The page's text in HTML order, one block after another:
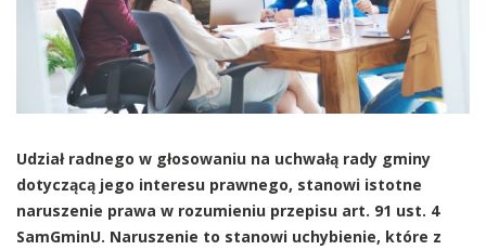
Udział radnego w głosowaniu na uchwałą rady gminy
dotyczącą jego interesu prawnego, stanowi istotne
naruszenie prawa w rozumieniu przepisu art. 91 ust. 4
SamGminU. Naruszenie to stanowi uchybienie, które z